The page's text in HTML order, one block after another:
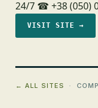
24/7 ☎ +38 (050)
VISIT SITE →
← ALL SITES ·